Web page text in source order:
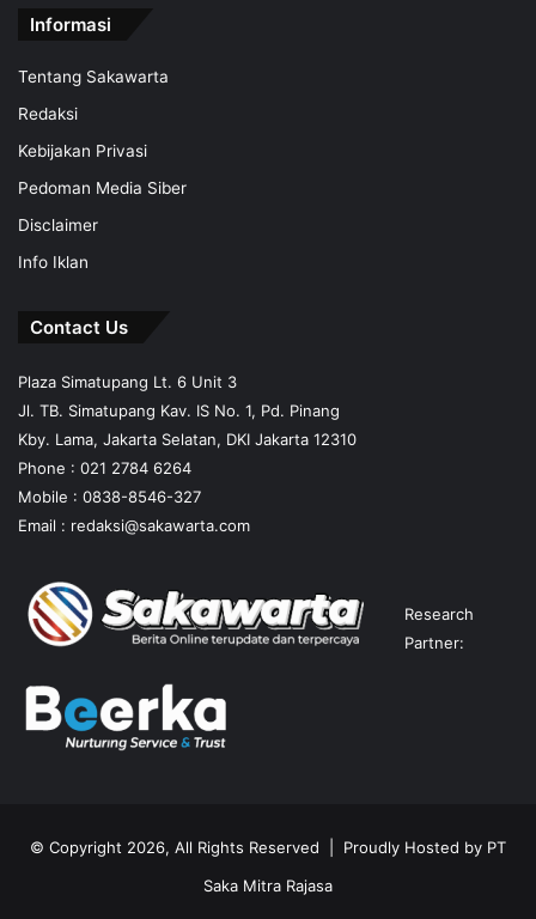
Informasi
Tentang Sakawarta
Redaksi
Kebijakan Privasi
Pedoman Media Siber
Disclaimer
Info Iklan
Contact Us
Plaza Simatupang Lt. 6 Unit 3
Jl. TB. Simatupang Kav. IS No. 1, Pd. Pinang
Kby. Lama, Jakarta Selatan, DKI Jakarta 12310
Phone : 021 2784 6264
Mobile : 0838-8546-327
Email : redaksi@sakawarta.com
Research
Partner:
© Copyright 2026, All Rights Reserved | Proudly Hosted by PT
Saka Mitra Rajasa